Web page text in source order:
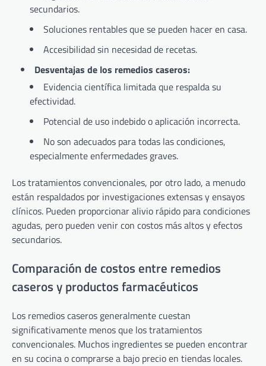
secundarios.
Soluciones rentables que se pueden hacer en casa.
Accesibilidad sin necesidad de recetas.
Desventajas de los remedios caseros:
Evidencia científica limitada que respalda su
efectividad.
Potencial de uso indebido o aplicación incorrecta.
No son adecuados para todas las condiciones,
especialmente enfermedades graves.
Los tratamientos convencionales, por otro lado, a menudo
están respaldados por investigaciones extensas y ensayos
clínicos. Pueden proporcionar alivio rápido para condiciones
agudas, pero pueden venir con costos más altos y efectos
secundarios.
Comparación de costos entre remedios
caseros y productos farmacéuticos
Los remedios caseros generalmente cuestan
significativamente menos que los tratamientos
convencionales. Muchos ingredientes se pueden encontrar
en su cocina o comprarse a bajo precio en tiendas locales.